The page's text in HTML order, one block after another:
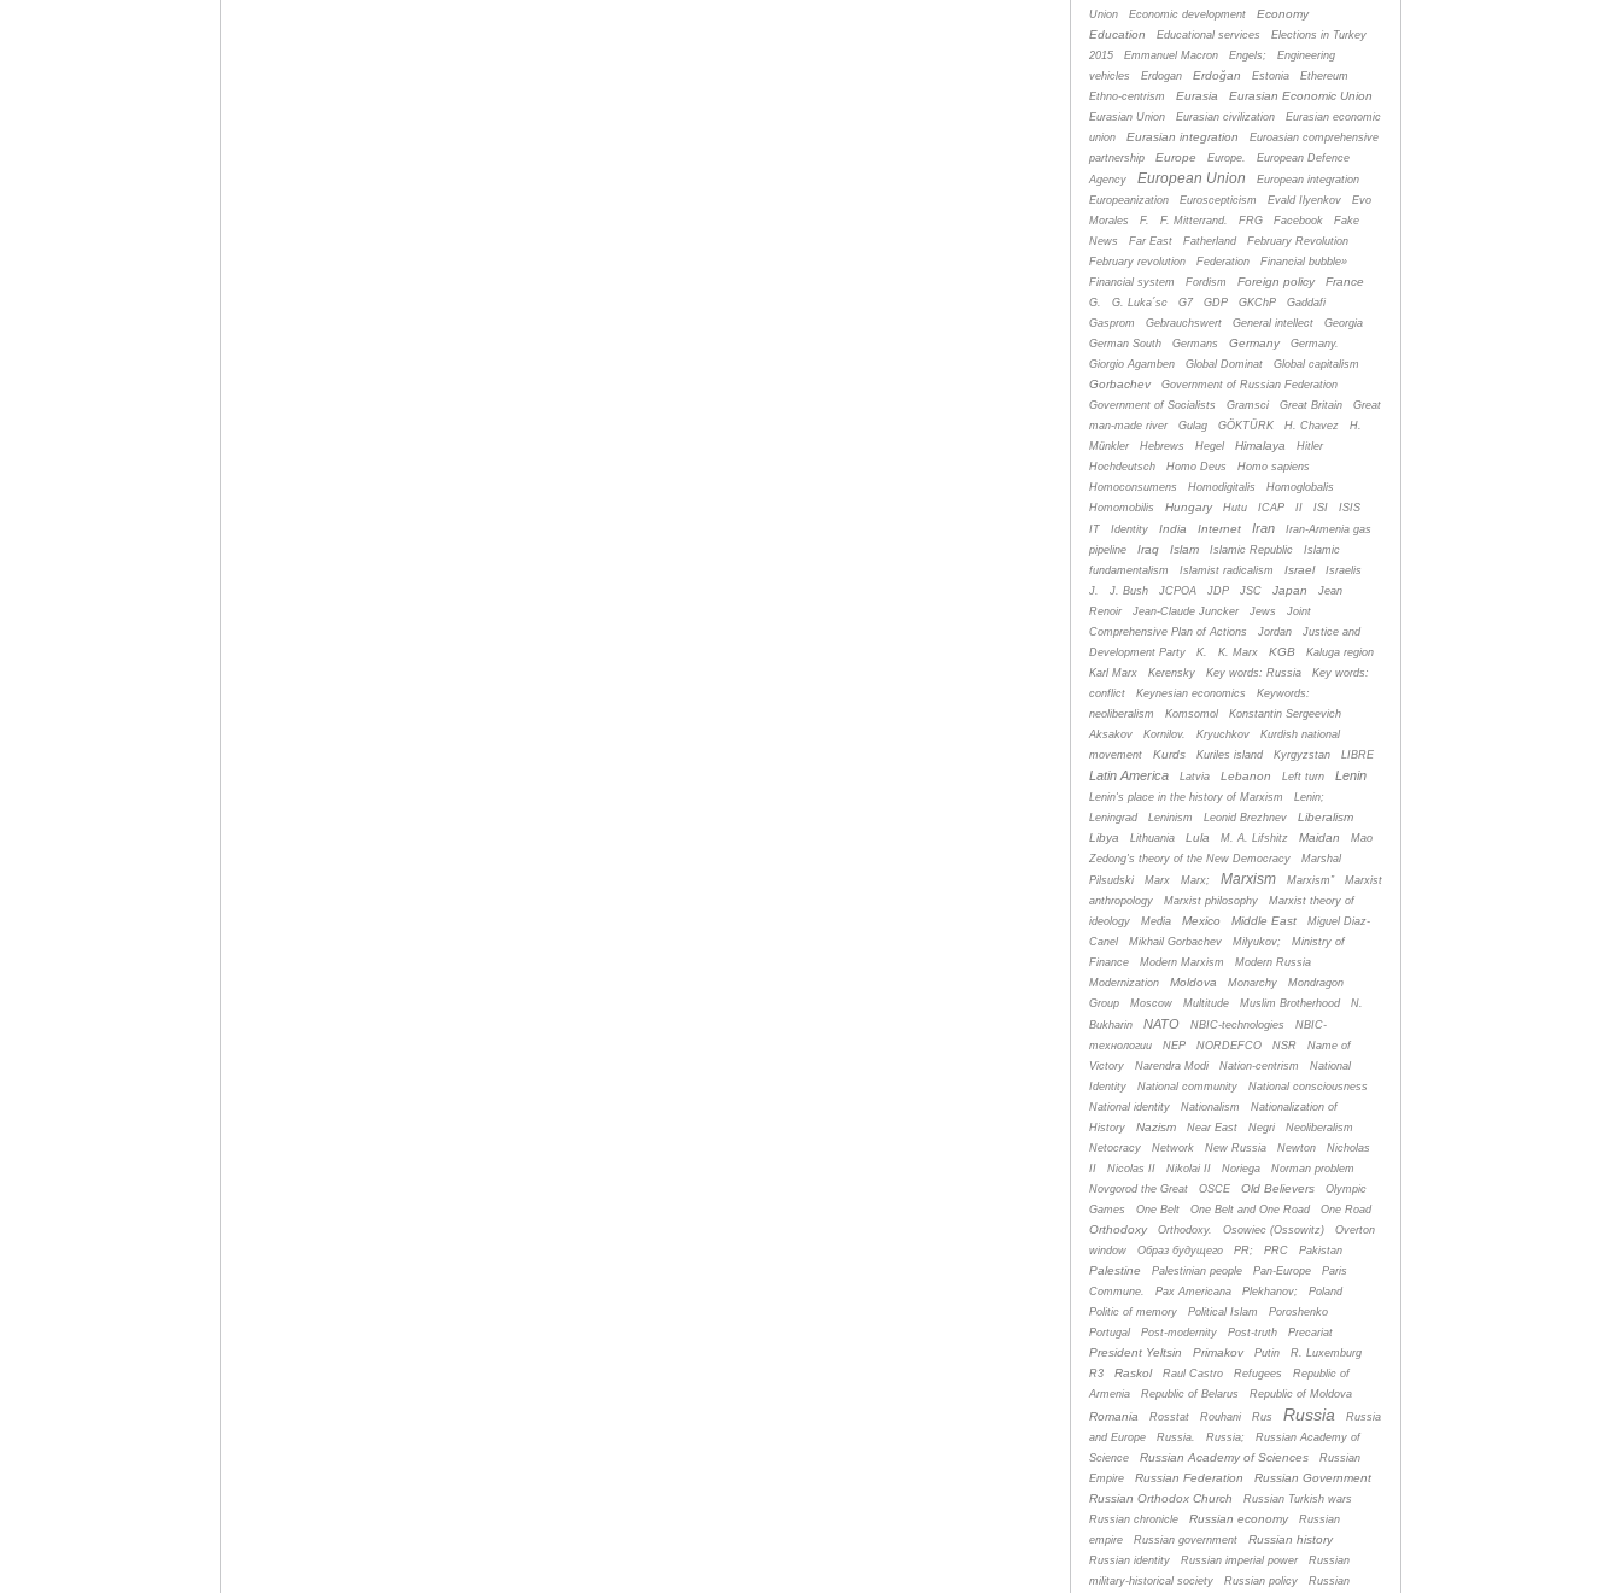
Union
Economic development
Economy
Education
Educational services
Elections in Turkey
2015
Emmanuel Macron Engels;
Engineering
vehicles
Erdogan Erdoğan Estonia
Ethereum
Ethno-centrism
Eurasia Eurasian Economic Union
Eurasian Union Eurasian civilization
Eurasian economic
union
Eurasian integration
Euroasian comprehensive
partnership
Europe Europe.
European Defence
Agency
European Union
European integration
Europeanization
Euroscepticism Evald Ilyenkov
Evo
Morales
F. F. Mitterrand. FRG Facebook
Fake
News
Far East Fatherland
February Revolution
February revolution
Federation
Financial bubble»
Financial system
Fordism Foreign policy France
G. G. Luka´sc G7 GDP GKChP
Gaddafi
Gasprom
Gebrauchswert General intellect
Georgia
German South
Germans Germany
Germany.
Giorgio Agamben
Global Dominat Global capitalism
Gorbachev
Government of Russian Federation
Government of Socialists
Gramsci Great Britain
Great
man-made river
Gulag GÖKTÜRK H. Chavez
H.
Münkler
Hebrews Hegel Himalaya
Hitler
Hochdeutsch
Homo Deus
Homo sapiens
Homoconsumens
Homodigitalis
Homoglobalis
Homomobilis
Hungary Hutu ICAP II ISI
ISIS
IT
Identity India Internet Iran
Iran-Armenia gas
pipeline
Iraq Islam Islamic Republic
Islamic
fundamentalism
Islamist radicalism Israel
Israelis
J.
J. Bush JCPOA JDP JSC Japan
Jean
Renoir
Jean-Claude Juncker Jews
Joint
Comprehensive Plan of Actions
Jordan
Justice and
Development Party
K. K. Marx KGB
Kaluga region
Karl Marx
Kerensky Key words: Russia
Key words:
conflict
Keynesian economics
Keywords:
neoliberalism
Komsomol
Konstantin Sergeevich
Aksakov
Kornilov. Kryuchkov
Kurdish national
movement
Kurds Kuriles island Kyrgyzstan LIBRE
Latin America Latvia Lebanon Left turn Lenin
Lenin's place in the history of Marxism
Lenin;
Leningrad
Leninism Leonid Brezhnev
Liberalism
Libya
Lithuania Lula M. A. Lifshitz Maidan
Mao
Zedong's theory of the New Democracy
Marshal
Pilsudski
Marx Marx; Marxism Marxism”
Marxist
anthropology
Marxist philosophy
Marxist theory of
ideology
Media Mexico Middle East
Miguel Diaz-
Canel
Mikhail Gorbachev Milyukov;
Ministry of
Finance
Modern Marxism
Modern Russia
Modernization
Moldova Monarchy
Mondragon
Group
Moscow Multitude Muslim Brotherhood
N.
Bukharin
NATO NBIC-technologies
NBIC-
технологии
NEP NORDEFCO NSR
Name of
Victory
Narendra Modi Nation-centrism
National
Identity
National community
National consciousness
National identity
Nationalism
Nationalization of
History
Nazism Near East Negri
Neoliberalism
Netocracy
Network New Russia Newton
Nicholas
II
Nicolas II Nikolai II Noriega
Norman problem
Novgorod the Great
OSCE Old Believers
Olympic
Games
One Belt One Belt and One Road One Road
Orthodoxy Orthodoxy. Osowiec (Ossowitz)
Overton
window
Oбраз будущего PR; PRC Pakistan
Palestine Palestinian people Pan-Europe
Paris
Commune.
Pax Americana Plekhanov;
Poland
Politic of memory
Political Islam
Poroshenko
Portugal
Post-modernity Post-truth Precariat
President Yeltsin Primakov Putin
R. Luxemburg
R3
Raskol Raul Castro Refugees
Republic of
Armenia
Republic of Belarus Republic of Moldova
Romania Rosstat Rouhani Rus Russia
Russia
and Europe
Russia. Russia;
Russian Academy of
Science
Russian Academy of Sciences
Russian
Empire
Russian Federation
Russian Government
Russian Orthodox Church
Russian Turkish wars
Russian chronicle
Russian economy
Russian
empire
Russian government Russian history
Russian identity Russian imperial power
Russian
military-historical society
Russian policy Russian